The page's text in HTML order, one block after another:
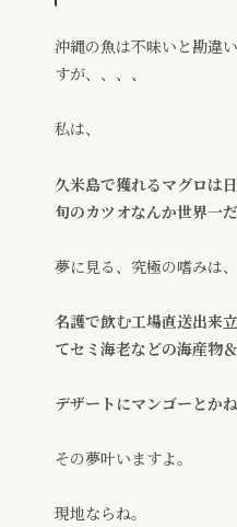
沖縄の魚は不味いと勘違
すが、、、、
私は、
久米島で獲れるマグロは
旬のカツオなんか世界一
夢に見る、究極の嗜みは、
名護で飲む工場直送出来
てセミ海老などの海産物＆
デザートにマンゴーとかね
その夢叶いますよ。
現地ならね。